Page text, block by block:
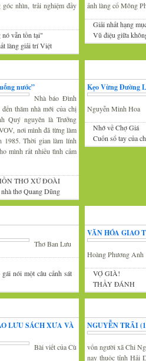
nhìn, trải nghiệm đầy
nó vẫn tồn tại"
làng giải trí Việt
ảnh làng cổ Mông
Giải nhất hạng
Vũ điệu giữa
nước”
Nhà báo Đình
thăm nhà mới của chị
Quý nguyên là Trưởng
nơi mình đã từng làm
1985. Thời gian làm lính
mình rất nhiều tình cảm
THƠ XỨ ĐOÀI
thơ Quang Dũng
Kẹo Vừng Đường
Nguyễn Minh Hoa
Nhớ về Chợ Giá
Cuốn sổ tay của
Thơ Ban Lưu
nói một câu cảnh sát
VĂN HÓA GIAO
Hoàng Phương Anh
VỢ GIÀ!
THẦY ĐÁNH
LƯU SÁCH XƯA VÀ
Bài viết của Cù
NGUYỄN TRÃI
vốn người xã Chi
nay thuộc tỉnh Hải